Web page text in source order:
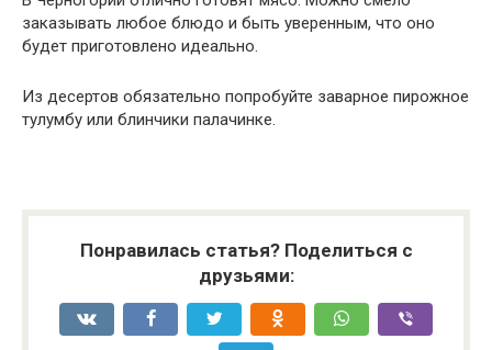
заказывать любое блюдо и быть уверенным, что оно
будет приготовлено идеально.
Из десертов обязательно попробуйте заварное пирожное
тулумбу или блинчики палачинке.
Понравилась статья? Поделиться с
друзьями: